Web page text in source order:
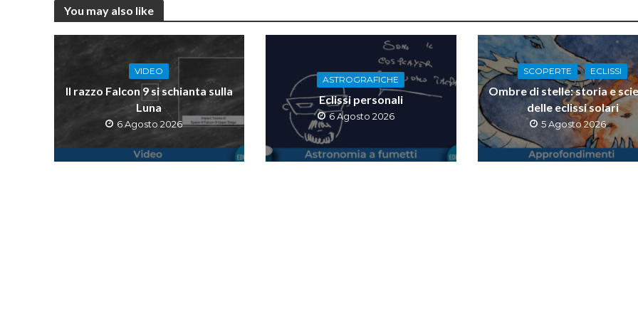
You may also like
VIDEO
Il razzo Falcon 9 si schianta sulla
Luna
6 Agosto 2026
ASTROGRAFICHE
Eclissi personali
6 Agosto 2026
SCOPERTE ECLISSI
Ombre di stelle: storia e
delle eclissi solari
5 Agosto 2026